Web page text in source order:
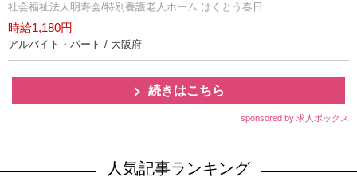
社会福祉法人明寿会/特別養護老人ホーム はくとう春日
時給1,180円
アルバイト・パート / 大阪府
続きはこちら
sponsored by 求人ボックス
人気記事ランキング